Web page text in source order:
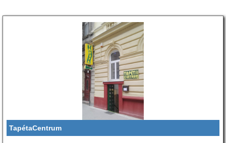
TapétaCentrum